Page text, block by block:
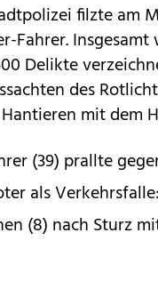
filzte am
Fahrer.
Delikte
des
mit dem
(39) prallte
als
(8) nach Sturz